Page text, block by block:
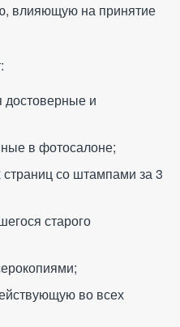
влияющую на принятие
достоверные и
в фотосалоне;
страниц со штампами за 3
старого
во всех